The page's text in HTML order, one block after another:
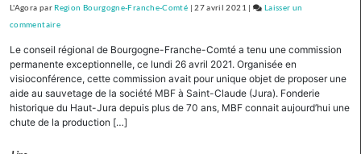
L'Agora par Region Bourgogne-Franche-Comté |27 avril 2021 |
Laisser un
commentaireon
cinq
autres
Régions,
la
Bourgogne-
Le conseil régional de Bourgogne-Franche-Comté a tenu une commission
permanente exceptionnelle, ce lundi 26 avril 2021. Organisée en
visioconférence, cette commission avait pour unique objet de proposer une
aide au sauvetage de la société MBF à Saint-Claude (Jura). Fonderie
historique du Haut-Jura depuis plus de 70 ans, MBF connait aujourd’hui une
chute de la production […]